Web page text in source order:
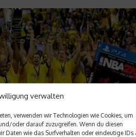
verwalten
verwenden wir Technologien wie Cookies, um
oder darauf zuzugreifen. Wenn du diesen
Daten wie das Surfverhalten oder eindeutige IDs